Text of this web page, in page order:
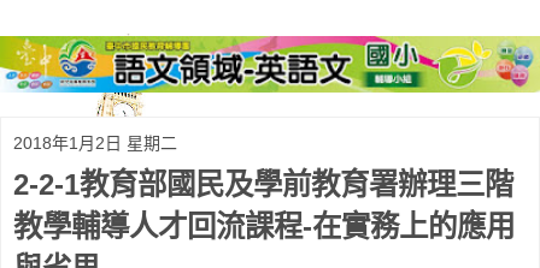
2018年1月2日 星期二
2-2-1教育部國民及學前教育署辦理三階
教學輔導人才回流課程-在實務上的應用